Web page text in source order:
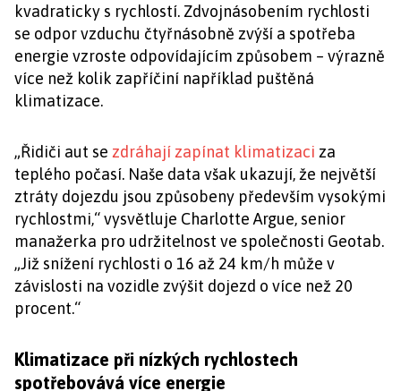
kvadraticky s rychlostí. Zdvojnásobením rychlosti
se odpor vzduchu čtyřnásobně zvýší a spotřeba
energie vzroste odpovídajícím způsobem – výrazně
více než kolik zapříčiní například puštěná
klimatizace.
„Řidiči aut se zdráhají zapínat klimatizaci za
teplého počasí. Naše data však ukazují, že největší
ztráty dojezdu jsou způsobeny především vysokými
rychlostmi,“ vysvětluje Charlotte Argue, senior
manažerka pro udržitelnost ve společnosti Geotab.
„Již snížení rychlosti o 16 až 24 km/h může v
závislosti na vozidle zvýšit dojezd o více než 20
procent.“
Klimatizace při nízkých rychlostech
spotřebovává více energie